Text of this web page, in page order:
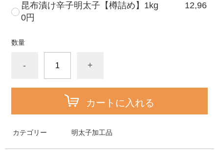
昆布漬け辛子明太子【樽詰め】1kg 12,96
0円
数量
- +
カートに入れる
カテゴリー 明太子加工品